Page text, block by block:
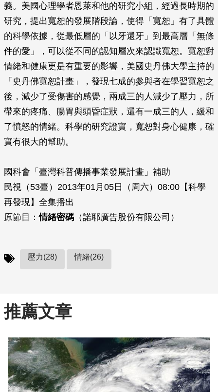
義。美國心理學者恩萊和他的研究小組，經過長時期的
研究，提出寬恕的發展階段論，使得「寬恕」有了具體
的科學依據，從最低層的「以牙還牙」到最高層「無條
件的愛」，可以從不同的認知層次來認識寬恕。寬恕對
情緒和健康更是有重要的影響，美國史丹佛大學主持的
「史丹佛寬恕計畫」，發現七成的參與者在學習寬恕之
後，減少了受傷害的感覺，兩成三的人減少了壓力，所
帶來的疼痛、腸胃與頭昏症狀，還有一成三的人，緩和
了憤怒的情緒。科學的研究證實，寬恕對身心健康，確
實有很大的幫助。
國科會「臺灣科普傳播事業發展計畫」補助
民視（53臺）2013年01月05日（周六）08:00【科學
再發現】全集播出
原節目：情緒密碼 （諾耶廣告股份有限公司）
壓力(28) 情緒(26)
推薦文章